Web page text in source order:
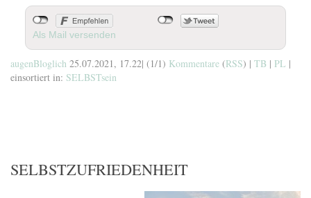
Als Mail versenden
augenBloglich 25.07.2021, 17.22| (1/1) Kommentare (RSS) | TB | PL |
einsortiert in: SELBSTsein
SELBSTZUFRIEDENHEIT